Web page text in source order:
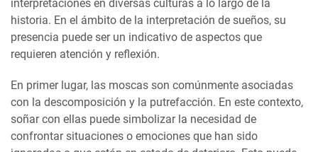
interpretaciones en diversas culturas a lo largo de la
historia. En el ámbito de la interpretación de sueños, su
presencia puede ser un indicativo de aspectos que
requieren atención y reflexión.
En primer lugar, las moscas son comúnmente asociadas
con la descomposición y la putrefacción. En este contexto,
soñar con ellas puede simbolizar la necesidad de
confrontar situaciones o emociones que han sido